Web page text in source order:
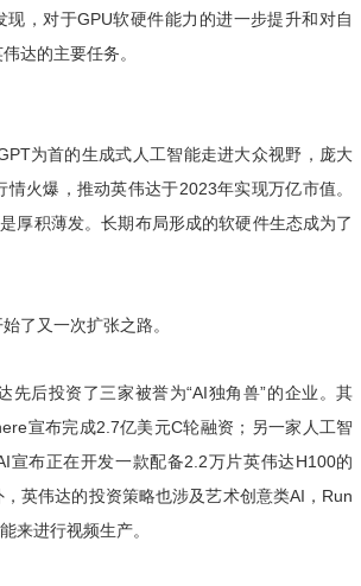
现，对于GPU软硬件能力的进一步提升和对自
达的主要任务。
为首的生成式人工智能走进大众视野，庞大
情火爆，推动英伟达于2023年实现万亿市值。
厚积薄发。长期布局形成的软硬件生态成为了
了又一次扩张之路。
先后投资了三家被誉为“AI独角兽”的企业。其
宣布完成2.7亿美元C轮融资；另一家人工智
宣布正在开发一款配备2.2万片英伟达H100的
英伟达的投资策略也涉及艺术创意类AI，Run
来进行视频生产。